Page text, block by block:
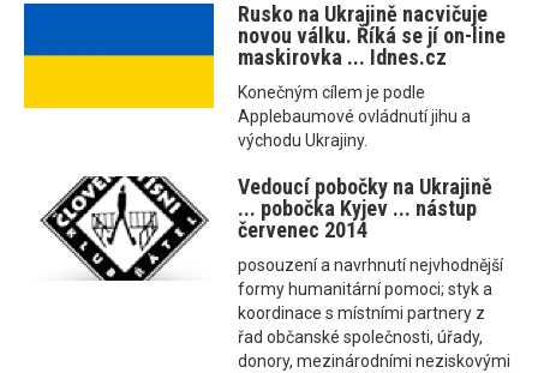
Rusko na Ukrajině nacvičuje
novou válku. Říká se jí on-line
maskirovka ... Idnes.cz
Konečným cílem je podle
Applebaumové ovládnutí jihu a
východu Ukrajiny.
Vedoucí pobočky na Ukrajině
... pobočka Kyjev ... nástup
červenec 2014
posouzení a navrhnutí nejvhodnější
formy humanitární pomoci; styk a
koordinace s místními partnery z
řad občanské společnosti, úřady,
donory, mezinárodními neziskovými